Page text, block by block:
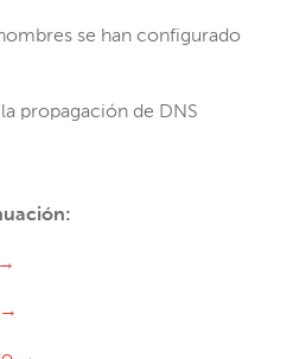
se han configurado
propagación de DNS
→